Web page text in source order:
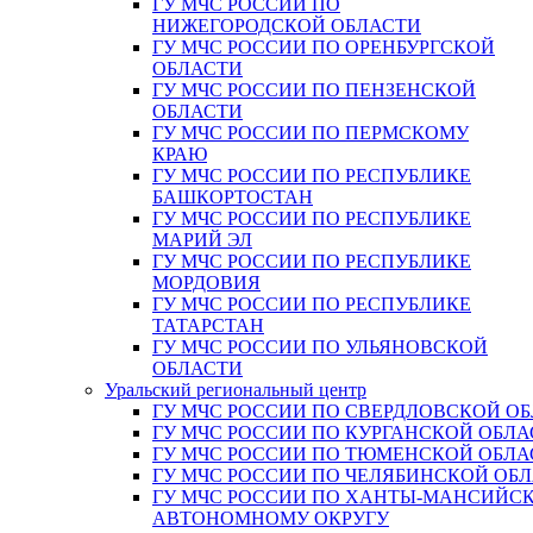
ГУ МЧС РОССИИ ПО
НИЖЕГОРОДСКОЙ ОБЛАСТИ
ГУ МЧС РОССИИ ПО ОРЕНБУРГСКОЙ
ОБЛАСТИ
ГУ МЧС РОССИИ ПО ПЕНЗЕНСКОЙ
ОБЛАСТИ
ГУ МЧС РОССИИ ПО ПЕРМСКОМУ
КРАЮ
ГУ МЧС РОССИИ ПО РЕСПУБЛИКЕ
БАШКОРТОСТАН
ГУ МЧС РОССИИ ПО РЕСПУБЛИКЕ
МАРИЙ ЭЛ
ГУ МЧС РОССИИ ПО РЕСПУБЛИКЕ
МОРДОВИЯ
ГУ МЧС РОССИИ ПО РЕСПУБЛИКЕ
ТАТАРСТАН
ГУ МЧС РОССИИ ПО УЛЬЯНОВСКОЙ
ОБЛАСТИ
Уральский региональный центр
ГУ МЧС РОССИИ ПО СВЕРДЛОВСКОЙ
ГУ МЧС РОССИИ ПО КУРГАНСКОЙ
ГУ МЧС РОССИИ ПО ТЮМЕНСКОЙ
ГУ МЧС РОССИИ ПО ЧЕЛЯБИНСКОЙ
ГУ МЧС РОССИИ ПО ХАНТЫ-
АВТОНОМНОМУ ОКРУГУ